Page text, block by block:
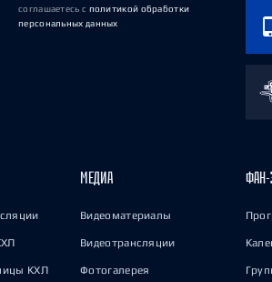
соглашаетесь с политикой обработки
персональных данных
КХЛ
МЕДИА
Видеоматериалы
Видеотрансляции
Фотогалерея
ФАН-